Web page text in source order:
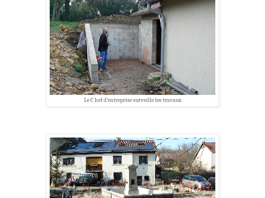
Le C hef d'entreprise surveille les travaux